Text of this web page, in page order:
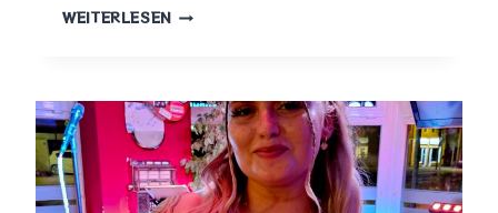
WEITERLESEN BAGALOOTS,